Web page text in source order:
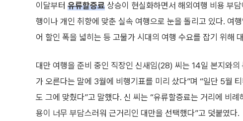
이달부터 유류할증료 상승이 현실화하면서 해외여행 비용 부
행이나 개인 취향에 맞춘 실속 여행으로 눈을 돌리고 있다. 여
어 할인 폭을 넓히는 등 고물가 시대의 여행 수요를 잡기 위해
대만 여행을 준비 중인 직장인 신새임(28) 씨는 14일 본지와의
가 오른다는 말에 3월에 비행기표를 미리 샀다”며 “일단 5월
도 그에 맞췄다”고 말했다. 신 씨는 “유류할증료는 거리에 비례
용이 너무 부담스러워 근거리인 대만을 선택했다”고 덧붙였다.